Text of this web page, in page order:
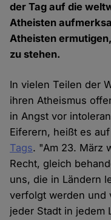
der Tag auf die
Atheisten
Atheisten
zu stehen.
In vielen Teilen der
ihren Atheismus
in Angst vor
Eiferern, heißt es
Tags. "Am 23. März
Recht, gleich
uns, die in Ländern
verfolgt werden und
jeder Stadt in jedem